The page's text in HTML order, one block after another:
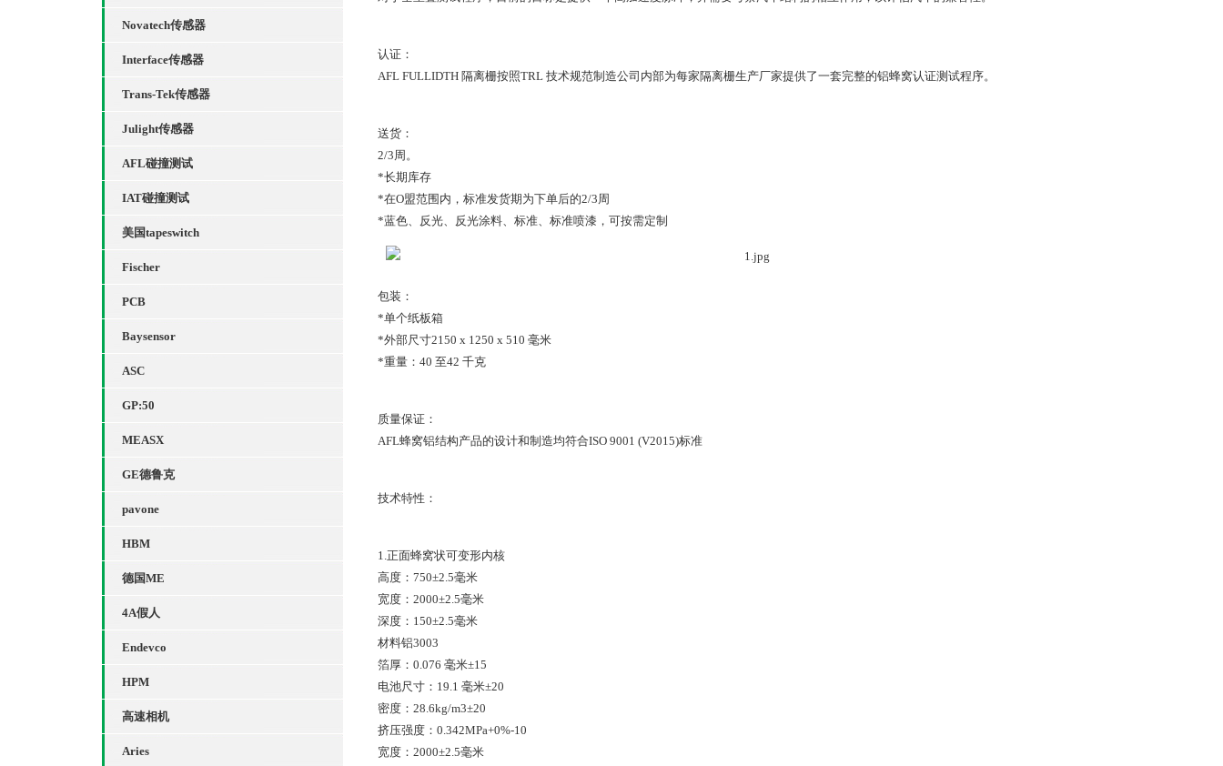
Novatech传感器
Interface传感器
Trans-Tek传感器
Julight传感器
AFL碰撞测试
IAT碰撞测试
美国tapeswitch
Fischer
PCB
Baysensor
ASC
GP:50
MEASX
GE德鲁克
pavone
HBM
德国ME
4A假人
Endevco
HPM
高速相机
Aries
认证：
AFL FULLIDTH 隔离栅按照TRL 技术规范制造公司内部为每家隔离栅生产厂家提供了一套完整的铝蜂窝认证测试程序。
送货：
2/3周。
*长期库存
*在O盟范围内，标准发货期为下单后的2/3周
*蓝色、反光、反光涂料、标准、标准喷漆，可按需定制
包装：
*单个纸板箱
*外部尺寸2150 x 1250 x 510 毫米
*重量：40 至42 千克
质量保证：
AFL蜂窝铝结构产品的设计和制造均符合ISO 9001 (V2015)标准
技术特性：
1.正面蜂窝状可变形内核
高度：750±2.5毫米
宽度：2000±2.5毫米
深度：150±2.5毫米
材料铝3003
箔厚：0.076 毫米±15
电池尺寸：19.1 毫米±20
密度：28.6kg/m3±20
挤压强度：0.342MPa+0%-10
宽度：2000±2.5毫米